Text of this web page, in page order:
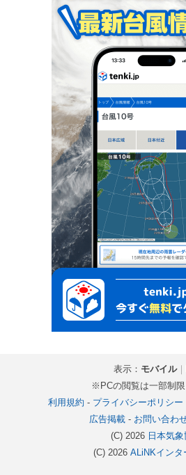
表示： モバイル｜
※PCの閲覧は一部制
利用規約 - プライバシーポリシー
広告掲載- お問い合わ
(C) 2026 日本気象
(C) 2026 ALiNKインタ